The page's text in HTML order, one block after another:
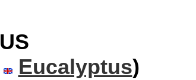
Eucalyptus)